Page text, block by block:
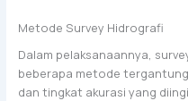
Metode Survey Hidrografi
Dalam pelaksanaannya,
beberapa metode
dan tingkat akurasi yang